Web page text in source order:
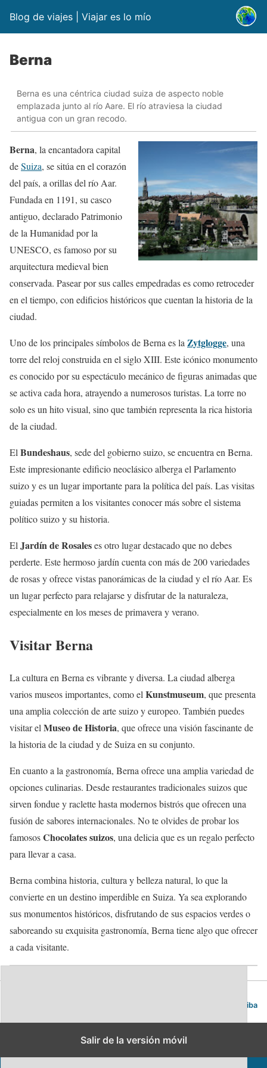
Blog de viajes | Viajar es lo mío
Berna
Berna es una céntrica ciudad suiza de aspecto noble
emplazada junto al río Aare. El río atraviesa la ciudad
antigua con un gran recodo.
Berna, la encantadora capital
deSuiza, se sitúa en el corazón
del país, a orillas del río Aar.
Fundada en 1191, su casco
antiguo, declarado Patrimonio
de la Humanidad por la
UNESCO, es famoso por su
arquitectura medieval bien
conservada. Pasear por sus calles empedradas es como retroceder
en el tiempo, con edificios históricos que cuentan la historia de la
ciudad.
Uno de los principales símbolos de Berna es la Zytglogge, una
torre del reloj construida en el siglo XIII. Este icónico monumento
es conocido por su espectáculo mecánico de figuras animadas que
se activa cada hora, atrayendo a numerosos turistas. La torre no
solo es un hito visual, sino que también representa la rica historia
de la ciudad.
El Bundeshaus, sede del gobierno suizo, se encuentra en Berna.
Este impresionante edificio neoclásico alberga el Parlamento
suizo y es un lugar importante para la política del país. Las visitas
guiadas permiten a los visitantes conocer más sobre el sistema
político suizo y su historia.
El Jardín de Rosaleses otro lugar destacado que no debes
perderte. Este hermoso jardín cuenta con más de 200 variedades
de rosas y ofrece vistas panorámicas de la ciudad y el río Aar. Es
un lugar perfecto para relajarse y disfrutar de la naturaleza,
especialmente en los meses de primavera y verano.
Visitar Berna
La cultura en Berna es vibrante y diversa. La ciudad alberga
varios museos importantes, como el Kunstmuseum, que presenta
una amplia colección de arte suizo y europeo. También puedes
visitar el Museo de Historia, que ofrece una visión fascinante de
la historia de la ciudad y de Suiza en su conjunto.
En cuanto a la gastronomía, Berna ofrece una amplia variedad de
opciones culinarias. Desde restaurantes tradicionales suizos que
sirven fondue y raclette hasta modernos bistrós que ofrecen una
fusión de sabores internacionales. No te olvides de probar los
famososChocolates suizos, una delicia que es un regalo perfecto
para llevar a casa.
Berna combina historia, cultura y belleza natural, lo que la
convierte en un destino imperdible en Suiza. Ya sea explorando
sus monumentos históricos, disfrutando de sus espacios verdes o
saboreando su exquisita gastronomía, Berna tiene algo que ofrecer
a cada visitante.
Volver arriba
Salir de la versión móvil